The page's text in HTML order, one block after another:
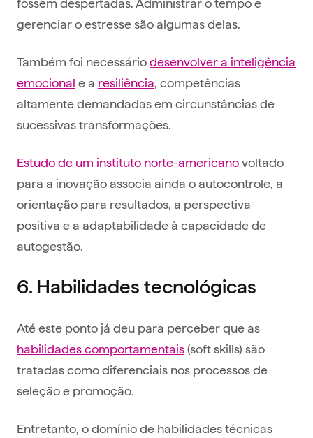
gerenciar o estresse são algumas delas.
Também foi necessáriodesenvolver a inteligência
emocional e a resiliência, competências
altamente demandadas em circunstâncias de
sucessivas transformações.
Estudo de um instituto norte-americanovoltado
para a inovação associa ainda o autocontrole, a
orientação para resultados, a perspectiva
positiva e a adaptabilidade à capacidade de
autogestão.
6. Habilidades tecnológicas
Até este ponto já deu para perceber que as
habilidades comportamentais(soft skills) são
tratadas como diferenciais nos processos de
seleção e promoção.
Entretanto, o domínio de habilidades técnicas